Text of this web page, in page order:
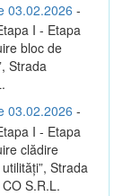
03.02.2026 -
I - Etapa
bloc de
Strada
03.02.2026 -
I - Etapa
clădire
Strada
S.R.L.